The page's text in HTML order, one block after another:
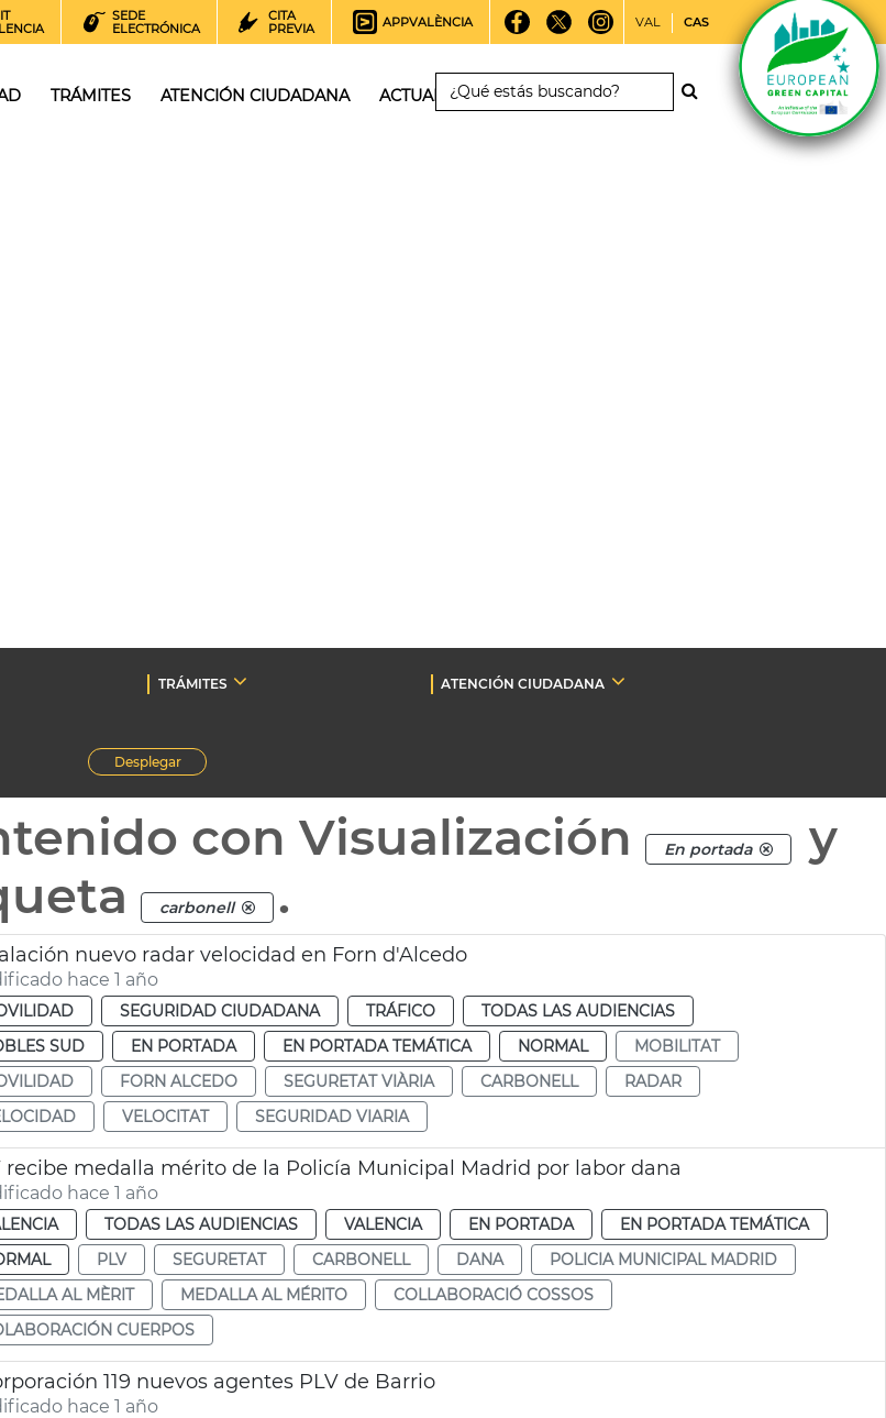
SEDE
ELECTRÓNICA
CITA
PREVIA
APPVALÈNCIA VAL CAS
TRÁMITES ATENCIÓN CIUDADANA ACTUALIDAD
TRÁMITES
ATENCIÓN CIUDADANA
Desplegar
con Visualización En portada
y
carbonell .
nuevo radar velocidad en Forn d'Alcedo
hace 1 año
SEGURIDAD CIUDADANA TRÁFICO
TODAS LAS AUDIENCIAS
SUD
EN PORTADA EN PORTADA TEMÁTICA NORMAL
MOBILITAT
FORN ALCEDO SEGURETAT VIÀRIA CARBONELL
RADAR
VELOCITAT SEGURIDAD VIARIA
recibe medalla mérito de la Policía Municipal Madrid por labor dana
hace 1 año
TODAS LAS AUDIENCIAS VALENCIA EN PORTADA
EN PORTADA TEMÁTICA
PLV SEGURETAT CARBONELL DANA
POLICIA MUNICIPAL MADRID
AL MÈRIT
MEDALLA AL MÉRITO
COLLABORACIÓ COSSOS
CUERPOS
119 nuevos agentes PLV de Barrio
hace 1 año